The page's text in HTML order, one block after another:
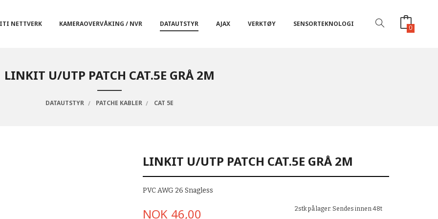
NETTVERK KAMERAOVERVÅKING / NVR DATAUTSTYR AJAX VERKTØY SENSORTEKNOLOGI 0
LINKIT U/UTP PATCH CAT.5E GRÅ 2M
DATAUTSTYR PATCHE KABLER CAT 5E
LINKIT U/UTP PATCH CAT.5E GRÅ 2M
PVC AWG 26 Snagless
Pris
NOK 46,00 2stk på lager. Sendes innen 48t